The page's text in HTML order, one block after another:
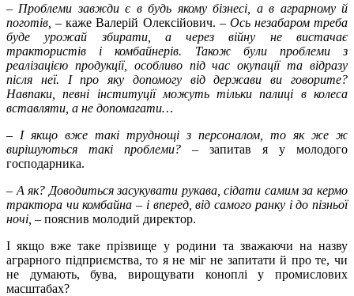
– Проблеми завжди є в будь якому бізнесі, а в аграрному й
поготів, – каже Валерій Олексійович. –Ось незабаром треба
буде урожай збирати, а через війну не вистачає
трактористів і комбайнерів. Також були проблеми з
реалізацією продукції, особливо під час окупації та відразу
після неї. І про яку допомогу від держави ви говорите?
Навпаки, певні інституції можуть тільки палиці в колеса
вставляти, а не допомагати…
– І якщо вже такі труднощі з персоналом, то як же ж
вирішуються такі проблеми? – запитав я у молодого
господарника.
– А як? Доводиться засукувати рукава, сідати самим за кермо
трактора чи комбайна – і вперед, від самого ранку і до пізньої
ночі, – пояснив молодий директор.
І якщо вже таке прізвище у родини та зважаючи на назву
аграрного підприємства, то я не міг не запитати й про те, чи
не думають, бува, вирощувати коноплі у промислових
масштабах?